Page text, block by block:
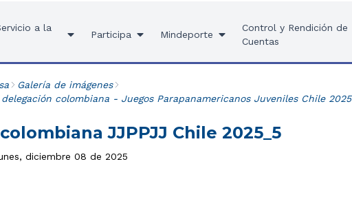
a la
Participa Mindeporte
Control y Rendición de
Cuentas
Galería de imágenes
colombiana - Juegos Parapanamericanos Juveniles Chile 2025
JJPPJJ Chile 2025_5
diciembre 08 de 2025